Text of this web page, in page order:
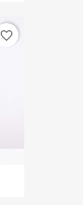
favorite_border